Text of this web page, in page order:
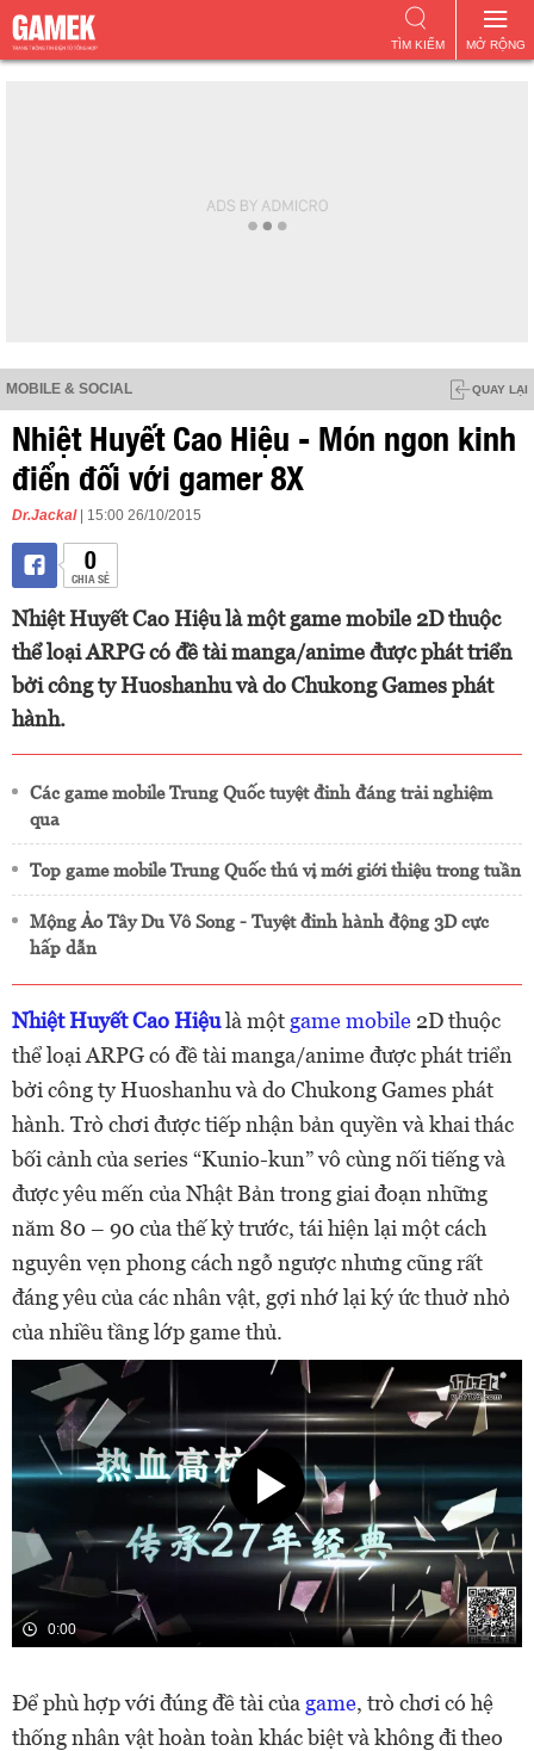
MỞ RỘNG
TÌM KIẾM
MOBILE & SOCIAL QUAY LẠI
Nhiệt Huyết Cao Hiệu - Món ngon kinh
điển đối với gamer 8X
Dr.Jackal | 15:00 26/10/2015
0
CHIA SẺ
Nhiệt Huyết Cao Hiệu là một game mobile 2D thuộc
thể loại ARPG có đề tài manga/anime được phát triển
bởi công ty Huoshanhu và do Chukong Games phát
hành.
Các game mobile Trung Quốc tuyệt đỉnh đáng trải nghiệm
qua
Top game mobile Trung Quốc thú vị mới giới thiệu trong tuần
Mộng Ảo Tây Du Vô Song - Tuyệt đỉnh hành động 3D cực
hấp dẫn
Nhiệt Huyết Cao Hiệulà một game mobile 2D thuộc
thể loại ARPG có đề tài manga/anime được phát triển
bởi công ty Huoshanhu và do Chukong Games phát
hành. Trò chơi được tiếp nhận bản quyền và khai thác
bối cảnh của series “Kunio-kun” vô cùng nối tiếng và
được yêu mến của Nhật Bản trong giai đoạn những
năm 80 – 90 của thế kỷ trước, tái hiện lại một cách
nguyên vẹn phong cách ngỗ ngược nhưng cũng rất
đáng yêu của các nhân vật, gợi nhớ lại ký ức thuở nhỏ
của nhiều tầng lớp game thủ.
0:00
Để phù hợp với đúng đề tài của game, trò chơi có hệ
thống nhân vật hoàn toàn khác biệt và không đi theo